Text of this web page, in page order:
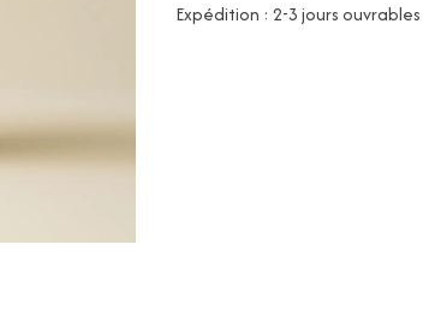
Expédition : 2-3 jours ouvrables